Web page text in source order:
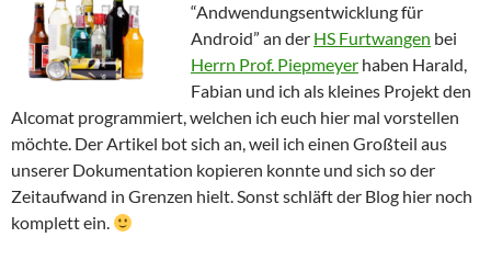
“Andwendungsentwicklung für
Android” an der HS Furtwangen bei
Herrn Prof. Piepmeyer haben Harald,
Fabian und ich als kleines Projekt den
Alcomat programmiert, welchen ich euch hier mal vorstellen
möchte. Der Artikel bot sich an, weil ich einen Großteil aus
unserer Dokumentation kopieren konnte und sich so der
Zeitaufwand in Grenzen hielt. Sonst schläft der Blog hier noch
komplett ein.